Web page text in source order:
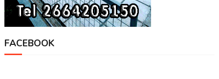
FACEBOOK